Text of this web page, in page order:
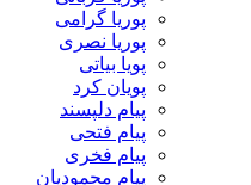
پوریا گرامی
پوریا نصری
پویا بیاتی
پویان کرد
پیام دلپسند
پیام فتحی
پیام فخری
پیام محمودیان